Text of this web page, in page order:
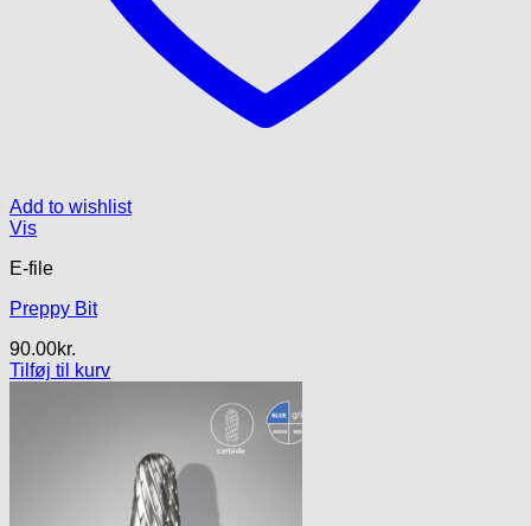
Add to wishlist
Vis
E-file
Preppy Bit
90.00kr.
Tilføj til kurv